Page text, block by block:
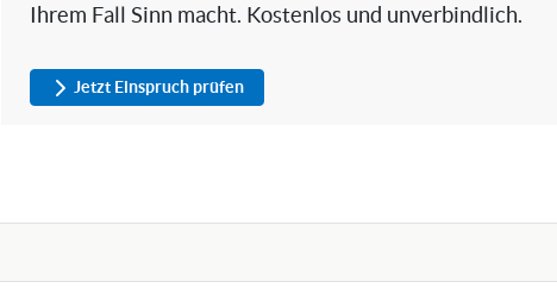
Ihrem Fall Sinn macht. Kostenlos und unverbindlich.
Jetzt Einspruch prüfen